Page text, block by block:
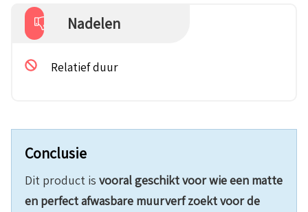
Nadelen
Relatief duur
Conclusie
Dit product is vooral geschikt voor wie een matte
en perfect afwasbare muurverf zoekt voor de